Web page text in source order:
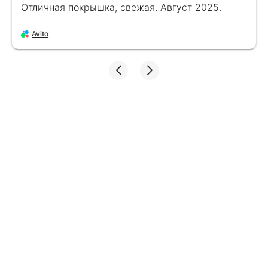
Отличная покрышка, свежая. Август 2025.
Avito